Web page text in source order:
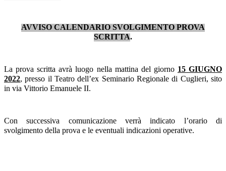
AVVISO CALENDARIO SVOLGIMENTO PROVA
SCRITTA.
La prova scritta avrà luogo nella mattina del giorno 15 GIUGNO
2022, presso il Teatro dell’ex Seminario Regionale di Cuglieri, sito
in via Vittorio Emanuele II.
Con successiva comunicazione verrà indicato l’orario di
svolgimento della prova e le eventuali indicazioni operative.